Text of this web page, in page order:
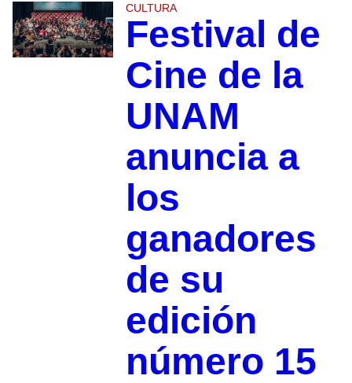
CULTURA
Festival de
Cine de la
UNAM
anuncia a
los
ganadores
de su
edición
número 15